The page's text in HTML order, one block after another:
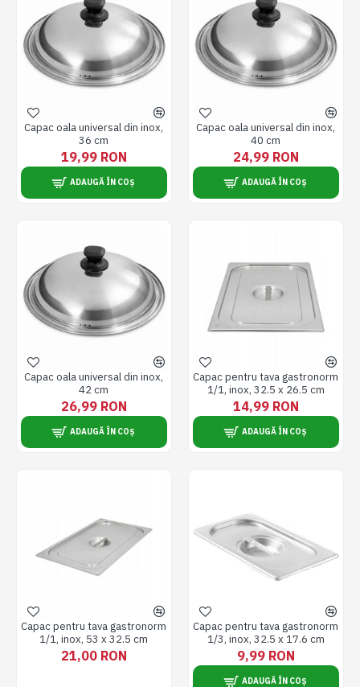
Capac oala universal din inox,
36 cm
19,99 RON
ADAUGĂ ÎN COȘ
Capac oala universal din inox,
40 cm
24,99 RON
ADAUGĂ ÎN COȘ
Capac oala universal din inox,
42 cm
26,99 RON
ADAUGĂ ÎN COȘ
Capac pentru tava gastronorm
1/1, inox, 32.5 x 26.5 cm
14,99 RON
ADAUGĂ ÎN COȘ
Capac pentru tava gastronorm
1/1, inox, 53 x 32.5 cm
21,00 RON
Capac pentru tava gastronorm
1/3, inox, 32.5 x 17.6 cm
9,99 RON
ADAUGĂ ÎN COȘ